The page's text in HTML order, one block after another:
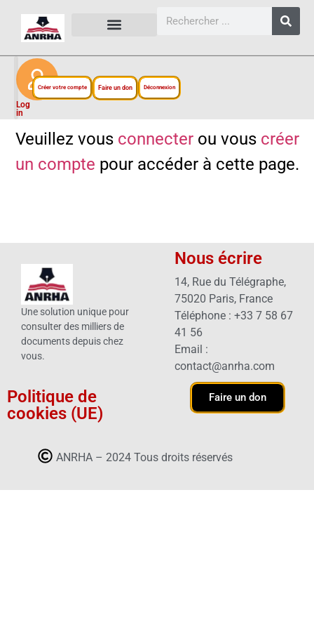
Log
in
Créer votre compte Faire un don Déconnexion
Veuillez vous connecterou vous créer
un compte pour accéder à cette page.
Une solution unique pour
consulter des milliers de
documents depuis chez
vous.
Politique de
cookies (UE)
Nous écrire
14, Rue du Télégraphe,
75020 Paris, France
Téléphone : +33 7 58 67
41 56
Email :
contact@anrha.com
Faire un don
ANRHA – 2024 Tous droits réservés